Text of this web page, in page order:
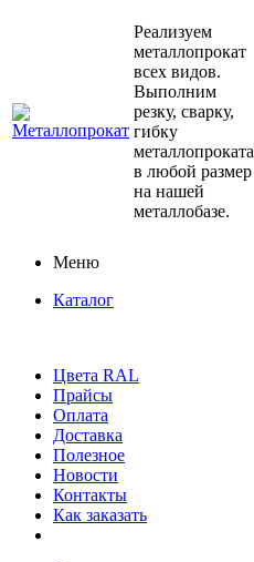
Реализуем
металлопрокат
всех видов.
Выполним
резку, сварку,
гибку
металлопроката
в любой размер
на нашей
металлобазе.
Меню
Каталог
Цвета RAL
Прайсы
Оплата
Доставка
Полезное
Новости
Контакты
Как заказать